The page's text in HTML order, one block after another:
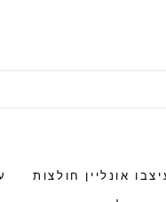
אונליין חולצות